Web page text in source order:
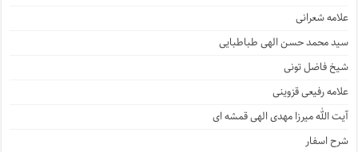
علامه شعرانی
سید محمد حسن الهی طباطبایی
شیخ فاضل تونی
علامه رفیعی قزوینی
آیت الله میرزا مهدی الهی قمشه ای
شرح اسفار